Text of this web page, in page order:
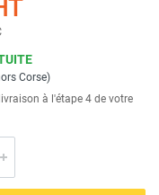
Corse)
à l'étape 4 de votre